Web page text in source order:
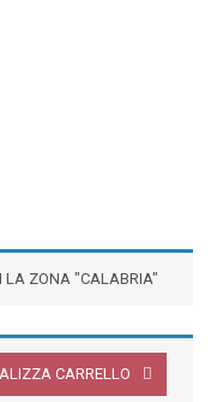
LA ZONA "CALABRIA"
CARRELLO